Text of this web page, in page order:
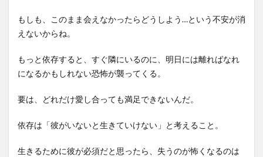
もしも、このまま会えなかったらどうしよう…という不安が消
えないからね。
もっと依存すると、すぐ隣にいるのに、明日には離ればなれ
になるかもしれない恐怖が襲ってくる。
要は、どれだけ愛し合っても満足できないんだ。
依存は「彼がいないと生きていけない」と考えること。
生きるために彼が必須だと思ったら、失うのが怖くなるのは